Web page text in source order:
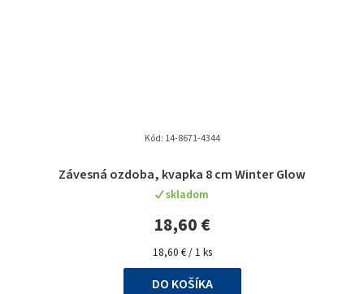
Závesná ozdoba, kvapka 8 cm Winter Glow
skladom
18,60 €
Jednotková
cena:
18,60 € / 1 ks
DO KOŠÍKA
Kód: 14-8671-4344